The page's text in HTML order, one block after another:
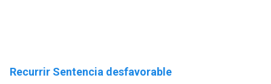
Recurrir Sentencia desfavorable